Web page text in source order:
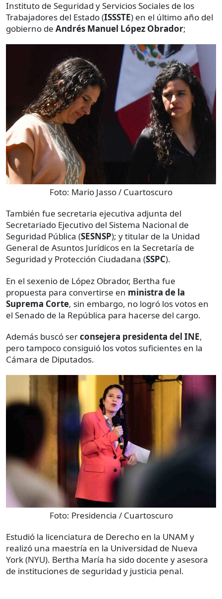
Instituto de Seguridad y Servicios Sociales de los
Trabajadores del Estado (ISSSTE) en el último año del
gobierno de Andrés Manuel López Obrador;
Foto: Mario Jasso / Cuartoscuro
También fue secretaria ejecutiva adjunta del
Secretariado Ejecutivo del Sistema Nacional de
Seguridad Pública (SESNSP); y titular de la Unidad
General de Asuntos Jurídicos en la Secretaría de
Seguridad y Protección Ciudadana (SSPC).
En el sexenio de López Obrador, Bertha fue
propuesta para convertirse en ministra de la
Suprema Corte, sin embargo, no logró los votos en
el Senado de la República para hacerse del cargo.
Además buscó serconsejera presidenta del INE,
pero tampoco consiguió los votos suficientes en la
Cámara de Diputados.
Foto: Presidencia / Cuartoscuro
Estudió la licenciatura de Derecho en la UNAM y
realizó una maestría en la Universidad de Nueva
York (NYU). Bertha María ha sido docente y asesora
de instituciones de seguridad y justicia penal.